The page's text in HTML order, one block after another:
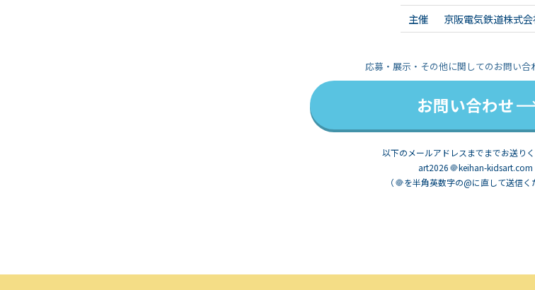
主催 京阪電気鉄道株式
応募・展示・その他に関してのお問い合
お問い合わせ
以下のメールアドレスまでまでお送りく
art2026
keihan-kidsart.com
（
を半角英数字の@に直して送信く